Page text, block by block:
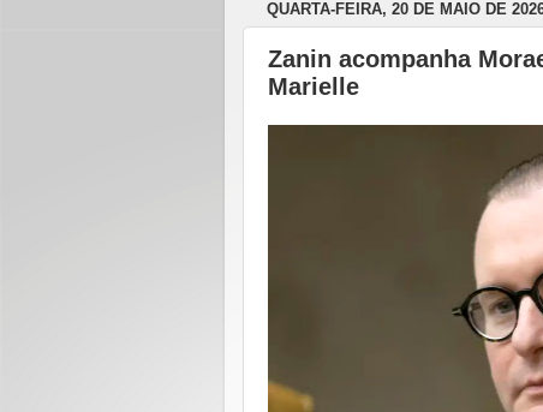
QUARTA-FEIRA, 20 DE MAIO DE
Zanin acompanha
Marielle